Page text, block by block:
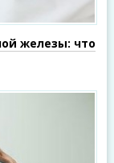
железы: что